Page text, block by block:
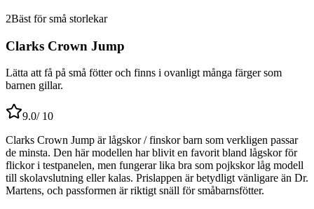
2Bäst för små storlekar
Clarks Crown Jump
Lätta att få på små fötter och finns i ovanligt många färger som
barnen gillar.
9.0/ 10
Clarks Crown Jump är lågskor / finskor barn som verkligen passar
de minsta. Den här modellen har blivit en favorit bland lågskor för
flickor i testpanelen, men fungerar lika bra som pojkskor låg modell
till skolavslutning eller kalas. Prislappen är betydligt vänligare än Dr.
Martens, och passformen är riktigt snäll för småbarnsfötter.